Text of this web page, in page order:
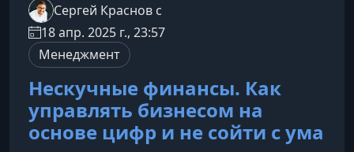
Сергей Краснов с
18 апр. 2025 г., 23:57
Менеджмент
Нескучные финансы. Как
управлять бизнесом на
основе цифр и не сойти с ума